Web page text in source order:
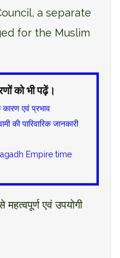
a separate
for the Muslim
को भी पढ़ें।
एवं प्रभाव
की पारिवारिक जानकारी
Empire time
एवं उपयोगी